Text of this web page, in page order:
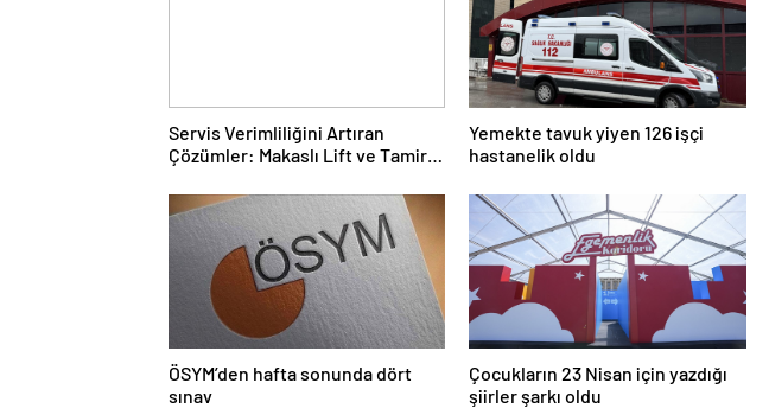
Servis Verimliliğini Artıran
Çözümler: Makaslı Lift ve Tamirci
Yemekte tavuk yiyen 126 işçi
hastanelik oldu
ÖSYM’den hafta sonunda dört
sınav
Çocukların 23 Nisan için yazdığı
şiirler şarkı oldu